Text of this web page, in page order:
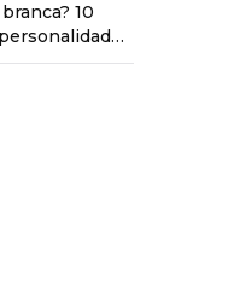
10